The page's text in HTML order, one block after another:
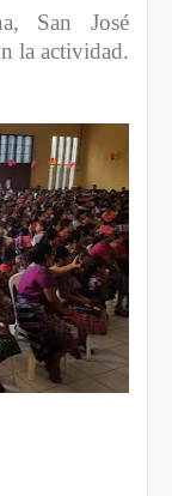
San José
la actividad.